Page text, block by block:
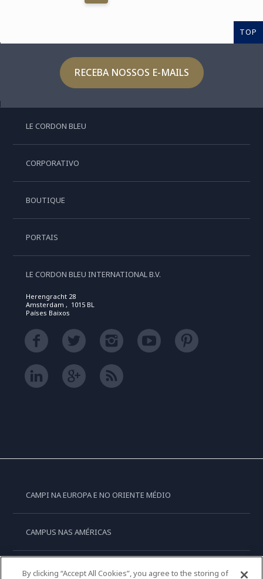
TOP
RECEBA NOSSOS E-MAILS
LE CORDON BLEU
CORPORATIVO
BOUTIQUE
PORTAIS
LE CORDON BLEU INTERNATIONAL B.V.
Herengracht 28
Amsterdam , 1015 BL
Países Baixos
CAMPI NA EUROPA E NO ORIENTE MÉDIO
CAMPUS NAS AMÉRICAS
CAMPUS NA OCEANIA
By clicking “Accept All Cookies”, you agree to the storing of